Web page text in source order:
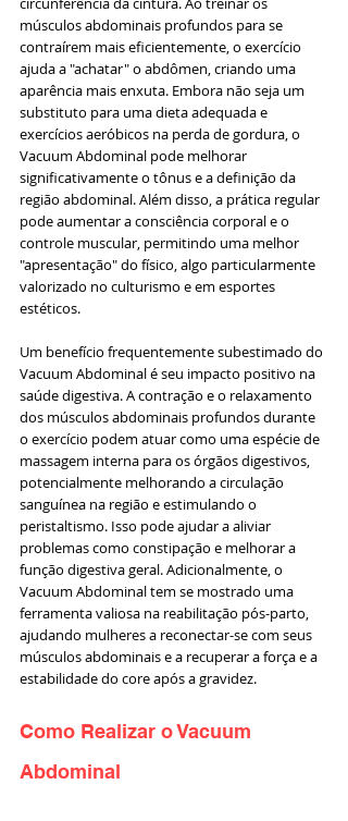
músculos abdominais profundos para se
contraírem mais eficientemente, o exercício
ajuda a "achatar" o abdômen, criando uma
aparência mais enxuta. Embora não seja um
substituto para uma dieta adequada e
exercícios aeróbicos na perda de gordura, o
Vacuum Abdominal pode melhorar
significativamente o tônus e a definição da
região abdominal. Além disso, a prática regular
pode aumentar a consciência corporal e o
controle muscular, permitindo uma melhor
"apresentação" do físico, algo particularmente
valorizado no culturismo e em esportes
estéticos.
Um benefício frequentemente subestimado do
Vacuum Abdominal é seu impacto positivo na
saúde digestiva. A contração e o relaxamento
dos músculos abdominais profundos durante
o exercício podem atuar como uma espécie de
massagem interna para os órgãos digestivos,
potencialmente melhorando a circulação
sanguínea na região e estimulando o
peristaltismo. Isso pode ajudar a aliviar
problemas como constipação e melhorar a
função digestiva geral. Adicionalmente, o
Vacuum Abdominal tem se mostrado uma
ferramenta valiosa na reabilitação pós-parto,
ajudando mulheres a reconectar-se com seus
músculos abdominais e a recuperar a força e a
estabilidade do core após a gravidez.
Como Realizar o Vacuum
Abdominal